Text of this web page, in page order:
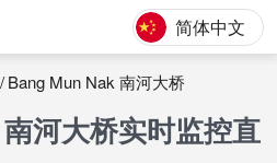
简体中文
Bang Mun Nak 南河大桥
河大桥实时监控直